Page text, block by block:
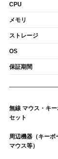
CPU
メモリ
ストレージ
OS
保証期間
無線 マウス・キ
セット
周辺機器（キーボ
マウス等）